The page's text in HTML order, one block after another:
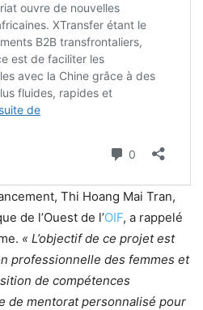
Thi Hoang Mai Tran,
de l’Ouest de l’OIF, a rappelé
« L’objectif de ce projet est
professionnelle des femmes et
de compétences
de mentorat personnalisé pour